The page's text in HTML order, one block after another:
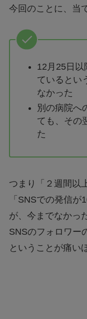
今回のことに、当
12月25日以
ているとい
なかった
別の病院へ
ても、その
た
つまり「２週間以
「SNSでの発信
が、今までなかっ
SNSのフォロワー
ということが痛い